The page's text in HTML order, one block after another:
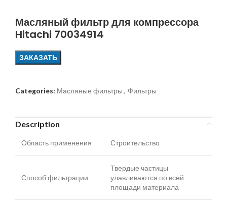
Масляный фильтр для компрессора
Hitachi 70034914
ЗАКАЗАТЬ
Categories: Масляные фильтры, Фильтры
Description
Область применения Строительство
Способ фильтрации
Твердые частицы
улавливаются по всей
площади материала